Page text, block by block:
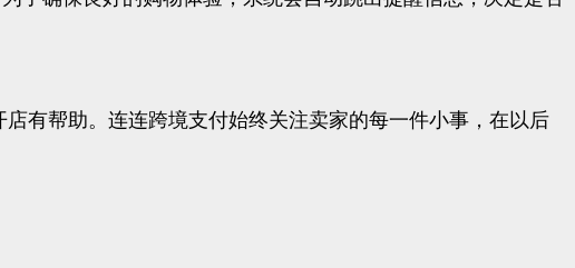
有帮助。连连跨境支付始终关注卖家的每一件小事，在以后